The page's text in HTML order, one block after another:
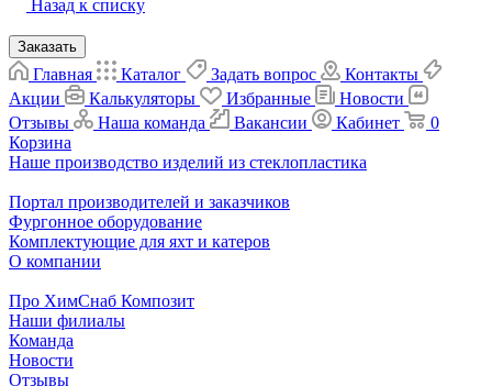
Назад к списку
Заказать
Главная Каталог Задать вопрос
Контакты
Акции
Калькуляторы Избранные
Новости
Отзывы
Наша команда Вакансии Кабинет
0
Корзина
Наше производство изделий из стеклопластика
Портал производителей и заказчиков
Фургонное оборудование
Комплектующие для яхт и катеров
О компании
Про ХимСнаб Композит
Наши филиалы
Команда
Новости
Отзывы